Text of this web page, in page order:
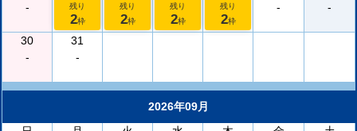
-
残り
2枠
残り
2枠
残り
2枠
残り
2枠
-
-
30
-
31
-
2026年09月